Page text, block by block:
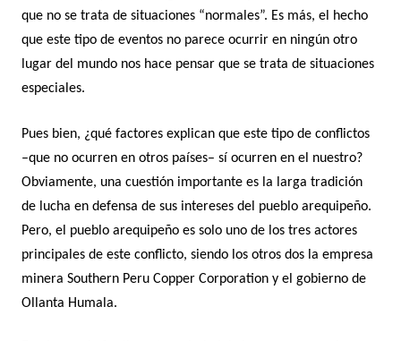
que no se trata de situaciones “normales”. Es más, el hecho
que este tipo de eventos no parece ocurrir en ningún otro
lugar del mundo nos hace pensar que se trata de situaciones
especiales.
Pues bien, ¿qué factores explican que este tipo de conflictos
–que no ocurren en otros países– sí ocurren en el nuestro?
Obviamente, una cuestión importante es la larga tradición
de lucha en defensa de sus intereses del pueblo arequipeño.
Pero, el pueblo arequipeño es solo uno de los tres actores
principales de este conflicto, siendo los otros dos la empresa
minera Southern Peru Copper Corporation y el gobierno de
Ollanta Humala.